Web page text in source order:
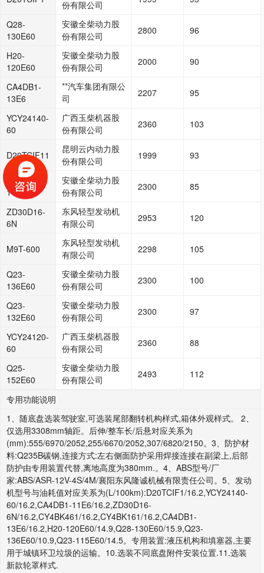
份有限公司
Q28-
130E60
安徽全柴动力股
份有限公司
2800 96
H20-
120E60
安徽全柴动力股
份有限公司
2000 90
CA4DB1-
13E6
**汽车集团有限公
司
2207 95
YCY24140-
60
广西玉柴机器股
份有限公司
2360 103
D20TCIF11
昆明云内动力股
份有限公司
1999 93
Q23-
115E60
安徽全柴动力股
份有限公司
2300 85
ZD30D16-
6N
东风轻型发动机
有限公司
2953 120
M9T-600
东风轻型发动机
有限公司
2298 105
Q23-
136E60
安徽全柴动力股
份有限公司
2300 100
Q23-
132E60
安徽全柴动力股
份有限公司
2300 97
YCY24120-
60
广西玉柴机器股
份有限公司
2360 88
Q25-
152E60
安徽全柴动力股
份有限公司
2493 112
专用功能说明
1、随底盘选装驾驶室,可选装尾部翻转机构样式,箱体外观样式。 2、
仅选用3308mm轴距。后伸/整车长/后悬对应关系为
(mm):555/6970/2052,255/6670/2052,307/6820/2150。3、防护材
料:Q235B碳钢,连接方式:左右侧面防护采用焊接连接在副梁上,后部
防护由专用装置代替,离地高度为380mm.。4、ABS型号/厂
家:ABS/ASR-12V-4S/4M/襄阳东风隆诚机械有限责任公司。5、发动
机型号与油耗值对应关系为(L/100km):D20TCIF1/16.2,YCY24140-
60/16.2,CA4DB1-11E6/16.2,ZD30D16-
6N/16.2,CY4BK461/16.2,CY4BK161/16.2,CA4DB1-
13E6/16.2,H20-120E60/14.9,Q28-130E60/15.9,Q23-
136E60/10.9,Q23-115E60/14.5。专用装置:液压机构和填塞器,主要
用于城镇环卫垃圾的运输。10.选装不同底盘附件安装位置.11.选装
新款轮罩样式.